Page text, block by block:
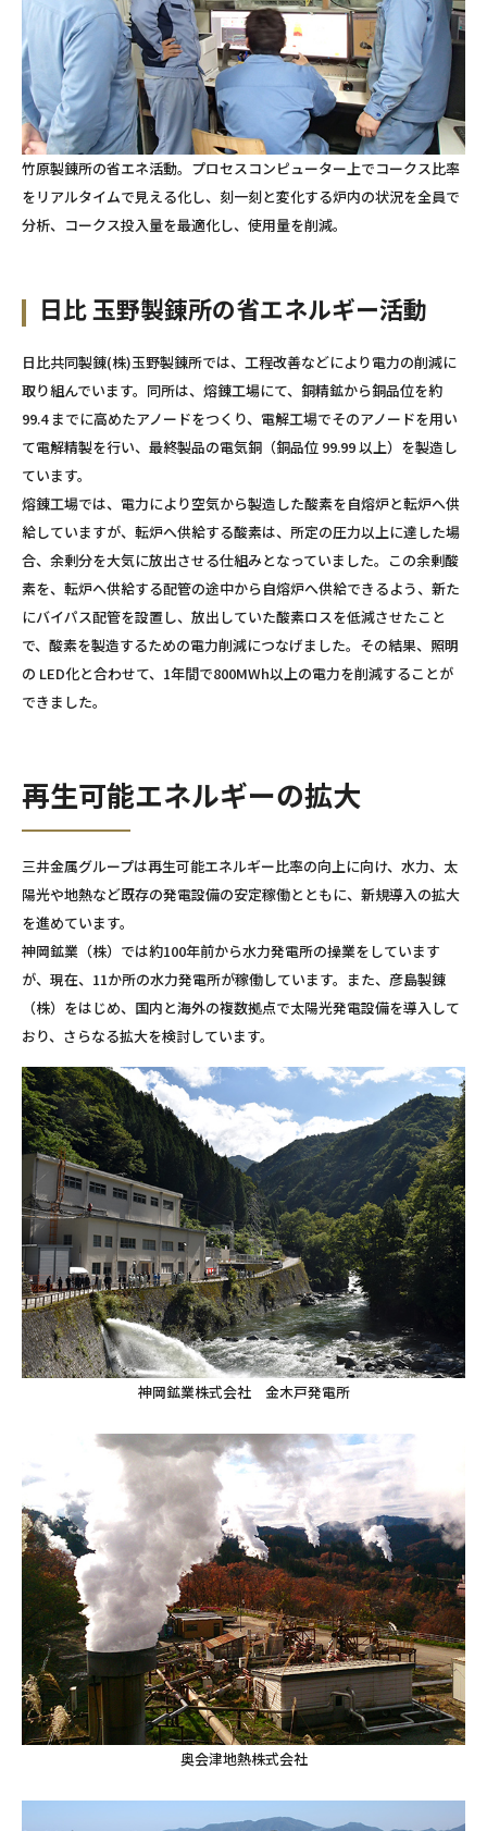
竹原製錬所の省エネ活動。プロセスコンピューター上でコークス比率
をリアルタイムで見える化し、刻一刻と変化する炉内の状況を全員で
分析、コークス投入量を最適化し、使用量を削減。
日比 玉野製錬所の省エネルギー活動
日比共同製錬(株)玉野製錬所では、工程改善などにより電力の削減に
取り組んでいます。同所は、熔錬工場にて、銅精鉱から銅品位を約
99.4 までに高めたアノードをつくり、電解工場でそのアノードを用い
て電解精製を行い、最終製品の電気銅（銅品位 99.99 以上）を製造し
ています。
熔錬工場では、電力により空気から製造した酸素を自熔炉と転炉へ供
給していますが、転炉へ供給する酸素は、所定の圧力以上に達した場
合、余剰分を大気に放出させる仕組みとなっていました。この余剰酸
素を、転炉へ供給する配管の途中から自熔炉へ供給できるよう、新た
にバイパス配管を設置し、放出していた酸素ロスを低減させたこと
で、酸素を製造するための電力削減につなげました。その結果、照明
の LED化と合わせて、1年間で800MWh以上の電力を削減することが
できました。
再生可能エネルギーの拡大
三井金属グループは再生可能エネルギー比率の向上に向け、水力、太
陽光や地熱など既存の発電設備の安定稼働とともに、新規導入の拡大
を進めています。
神岡鉱業（株）では約100年前から水力発電所の操業をしています
が、現在、11か所の水力発電所が稼働しています。また、彦島製錬
（株）をはじめ、国内と海外の複数拠点で太陽光発電設備を導入して
おり、さらなる拡大を検討しています。
神岡鉱業株式会社 金木戸発電所
奥会津地熱株式会社